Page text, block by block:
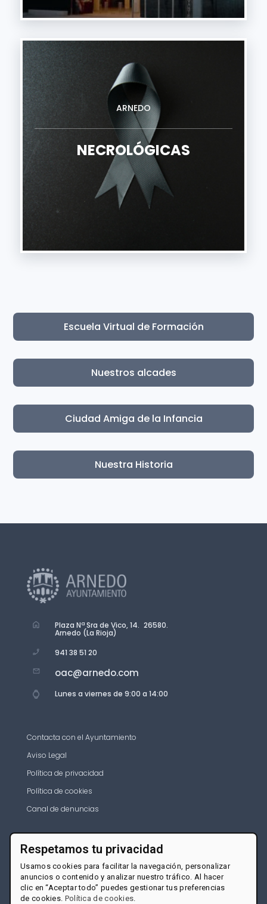
ARNEDO
NECROLÓGICAS
Escuela Virtual de Formación
Nuestros alcades
Ciudad Amiga de la Infancia
Nuestra Historia
Plaza Nª Sra de Vico, 14. 26580.
Arnedo (La Rioja)
941 38 51 20
oac@arnedo.com
Lunes a viernes de 9:00 a 14:00
Contacta con el Ayuntamiento
Aviso Legal
Política de privacidad
Política de cookies
Canal de denuncias
Respetamos tu privacidad
Usamos cookies para facilitar la navegación, personalizar
anuncios o contenido y analizar nuestro tráfico. Al hacer
clic en “Aceptar todo” puedes gestionar tus preferencias
de cookies. Política de cookies.